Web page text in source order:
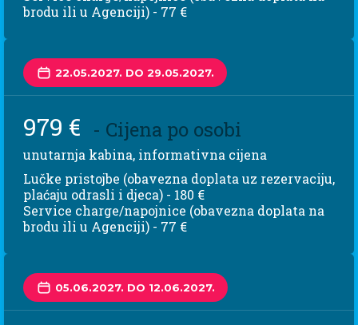
brodu ili u Agenciji) - 77 €
22.05.2027. DO 29.05.2027.
979 € - Cijena po osobi
unutarnja kabina, informativna cijena
Lučke pristojbe (obavezna doplata uz rezervaciju,
plaćaju odrasli i djeca) - 180 €
Service charge/napojnice (obavezna doplata na
brodu ili u Agenciji) - 77 €
05.06.2027. DO 12.06.2027.